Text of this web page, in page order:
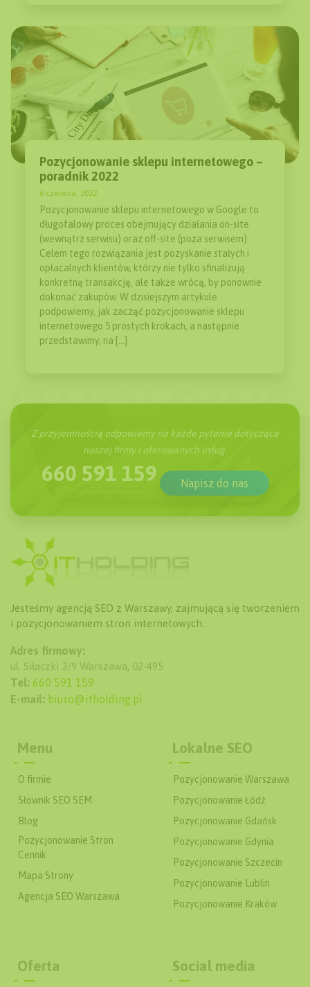
Pozycjonowanie sklepu internetowego –
poradnik 2022
6 czerwca, 2022
Pozycjonowanie sklepu internetowego w Google to
długofalowy proces obejmujący działania on-site
(wewnątrz serwisu) oraz off-site (poza serwisem).
Celem tego rozwiązania jest pozyskanie stałych i
opłacalnych klientów, którzy nie tylko sfinalizują
konkretną transakcję, ale także wrócą, by ponownie
dokonać zakupów. W dzisiejszym artykule
podpowiemy, jak zacząć pozycjonowanie sklepu
internetowego 5 prostych krokach, a następnie
przedstawimy, na […]
Z przyjemnością odpowiemy na każde pytanie dotyczące
naszej firmy i oferowanych usług.
660 591 159 Napisz do nas
Jesteśmy agencją SEO z Warszawy, zajmującą się tworzeniem
i pozycjonowaniem stron internetowych.
Adres firmowy:
ul. Siłaczki 3/9 Warszawa, 02-495
Tel: 660 591 159
E-mail: biuro@itholding.pl
Menu
O firmie
Słownik SEO SEM
Blog
Pozycjonowanie Stron
Cennik
Mapa Strony
Agencja SEO Warszawa
Lokalne SEO
Pozycjonowanie Warszawa
Pozycjonowanie Łódź
Pozycjonowanie Gdańsk
Pozycjonowanie Gdynia
Pozycjonowanie Szczecin
Pozycjonowanie Lublin
Pozycjonowanie Kraków
Oferta Social media